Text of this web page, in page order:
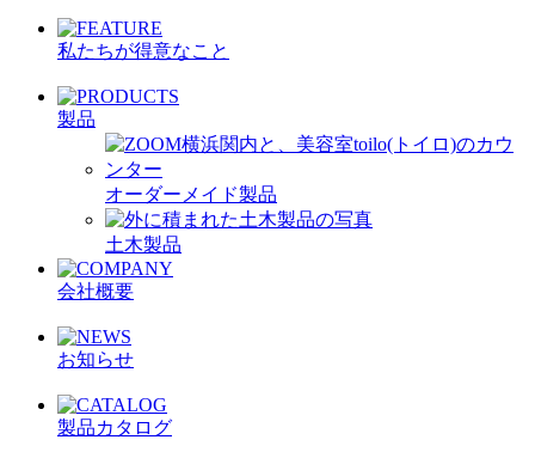
私たちが得意なこと
製品
オーダーメイド製品
土木製品
会社概要
お知らせ
製品カタログ